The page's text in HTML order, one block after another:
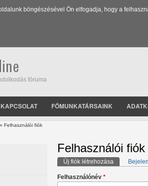
böngészésével Ön elfogadja, hogy a
fóruma
KAPCSOLAT FŐMUNKATÁRSAINK
» Felhasználói fiók
Felhasználói fiók
Elsődleges fülek
Új fiók létrehozása (aktív fül)
Felhasználónév *